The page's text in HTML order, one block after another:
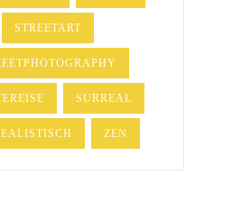
STREETART
SURREAL
ZEN